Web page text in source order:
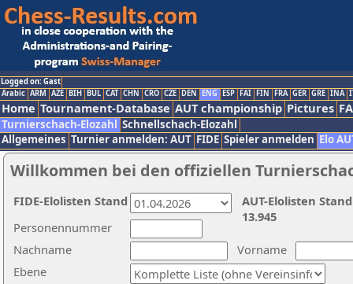
Logged on: Gast
Arabic ARM AZE BIH BUL CAT CHN CRO CZE DEN ENG ESP FAI FIN FRA GER GRE INA
Home Tournament-Database AUT championship Pictures
Turnierschach-Elozahl Schnellschach-Elozahl
Allgemeines Turnier anmelden: AUT FIDE Spieler anmelden Elo
Willkommen bei den offiziellen
Nachname
Vorname
Ebene
Personennummer
AUT-Elolisten
13.945
FIDE-Elolisten Stand